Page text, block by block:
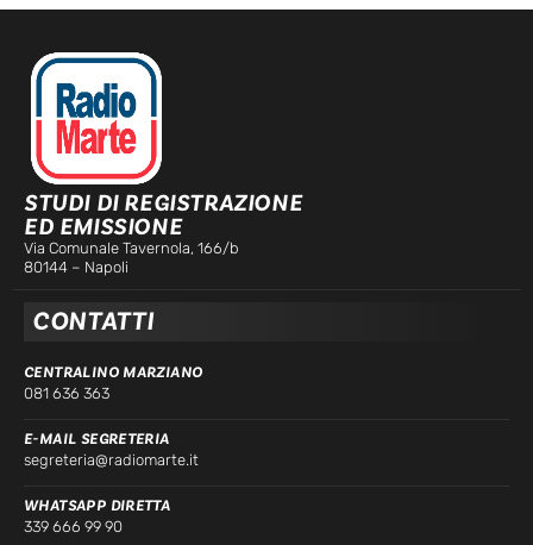
STUDI DI REGISTRAZIONE
ED EMISSIONE
Via Comunale Tavernola, 166/b
80144 – Napoli
CONTATTI
CENTRALINO MARZIANO
081 636 363
E-MAIL SEGRETERIA
segreteria@radiomarte.it
WHATSAPP DIRETTA
339 666 99 90